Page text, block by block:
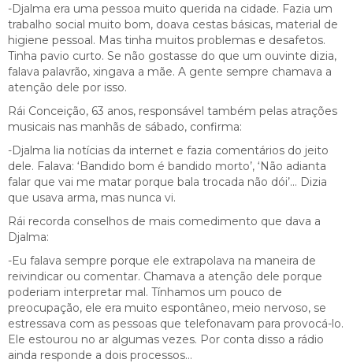
-Djalma era uma pessoa muito querida na cidade. Fazia um
trabalho social muito bom, doava cestas básicas, material de
higiene pessoal. Mas tinha muitos problemas e desafetos.
Tinha pavio curto. Se não gostasse do que um ouvinte dizia,
falava palavrão, xingava a mãe. A gente sempre chamava a
atenção dele por isso.
Rái Conceição, 63 anos, responsável também pelas atrações
musicais nas manhãs de sábado, confirma:
-Djalma lia notícias da internet e fazia comentários do jeito
dele. Falava: ‘Bandido bom é bandido morto’, ‘Não adianta
falar que vai me matar porque bala trocada não dói’… Dizia
que usava arma, mas nunca vi.
Rái recorda conselhos de mais comedimento que dava a
Djalma:
-Eu falava sempre porque ele extrapolava na maneira de
reivindicar ou comentar. Chamava a atenção dele porque
poderiam interpretar mal. Tínhamos um pouco de
preocupação, ele era muito espontâneo, meio nervoso, se
estressava com as pessoas que telefonavam para provocá-lo.
Ele estourou no ar algumas vezes. Por conta disso a rádio
ainda responde a dois processos…